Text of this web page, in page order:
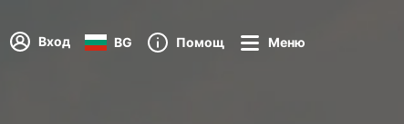
Вход BG Помощ Меню